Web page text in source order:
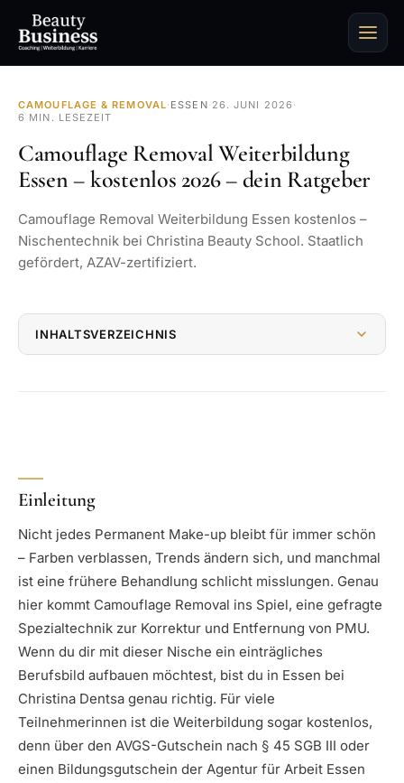
CAMOUFLAGE & REMOVAL· ESSEN· 26. JUNI 2026 ·
6 MIN. LESEZEIT
Camouflage Removal Weiterbildung
Essen – kostenlos 2026 – dein Ratgeber
Camouflage Removal Weiterbildung Essen kostenlos –
Nischentechnik bei Christina Beauty School. Staatlich
gefördert, AZAV-zertifiziert.
INHALTSVERZEICHNIS
Einleitung
Nicht jedes Permanent Make-up bleibt für immer schön
– Farben verblassen, Trends ändern sich, und manchmal
ist eine frühere Behandlung schlicht misslungen. Genau
hier kommt Camouflage Removal ins Spiel, eine gefragte
Spezialtechnik zur Korrektur und Entfernung von PMU.
Wenn du dir mit dieser Nische ein einträgliches
Berufsbild aufbauen möchtest, bist du in Essen bei
Christina Dentsa genau richtig. Für viele
Teilnehmerinnen ist die Weiterbildung sogar kostenlos,
denn über den AVGS-Gutschein nach § 45 SGB III oder
einen Bildungsgutschein der Agentur für Arbeit Essen